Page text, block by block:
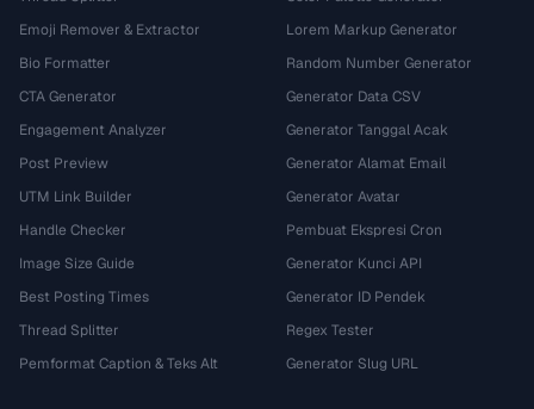
Emoji Remover & Extractor
Bio Formatter
CTA Generator
Engagement Analyzer
Post Preview
UTM Link Builder
Handle Checker
Image Size Guide
Best Posting Times
Thread Splitter
Pemformat Caption & Teks Alt
Lorem Markup Generator
Random Number Generator
Generator Data CSV
Generator Tanggal Acak
Generator Alamat Email
Generator Avatar
Pembuat Ekspresi Cron
Generator Kunci API
Generator ID Pendek
Regex Tester
Generator Slug URL